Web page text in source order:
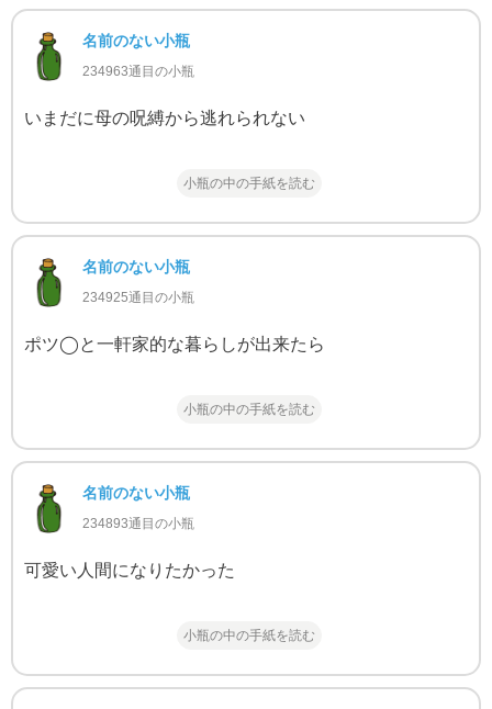
名前のない小瓶
234963通目の小瓶
いまだに母の呪縛から逃れられない
小瓶の中の手紙を読む
名前のない小瓶
234925通目の小瓶
ポツ◯と一軒家的な暮らしが出来たら
小瓶の中の手紙を読む
名前のない小瓶
234893通目の小瓶
可愛い人間になりたかった
小瓶の中の手紙を読む